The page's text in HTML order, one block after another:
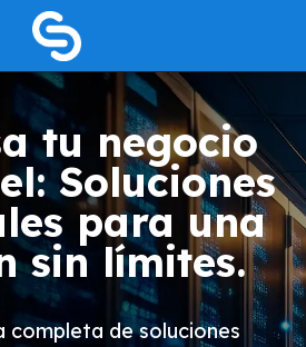
tu negocio
Soluciones
para una
sin límites.
completa de soluciones